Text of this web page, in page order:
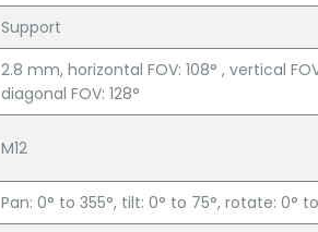
Support
2.8 mm, horizontal FOV: 108° , vertical
diagonal FOV: 128°
M12
Pan: 0° to 355°, tilt: 0° to 75°, rotate: 0°